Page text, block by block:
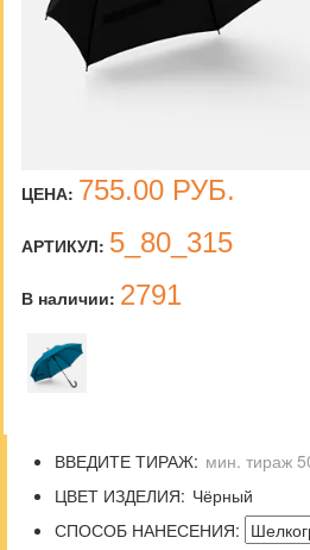
ЦЕНА: 755.00 РУБ.
АРТИКУЛ: 5_80_315
В наличии: 2791
ВВЕДИТЕ ТИРАЖ:
ЦВЕТ ИЗДЕЛИЯ:
СПОСОБ НАНЕСЕНИЯ: